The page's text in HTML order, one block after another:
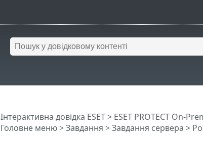
Інтерактивна довідка ESET> ESET PROTECT On-
Головне меню>Завдання >Завдання сервера >